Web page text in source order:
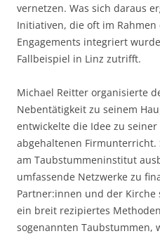
vernetzen. Was sich daraus
Initiativen, die oft im
Engagements integriert
Fallbeispiel in Linz zutrifft.
Michael Reitter organisierte
Nebentätigkeit zu seinem
entwickelte die Idee zu
abgehaltenen Firmunterricht.
am Taubstummeninstitut
umfassende Netzwerke zu
Partner:innen und der
ein breit rezipiertes
sogenannten Taubstummen,